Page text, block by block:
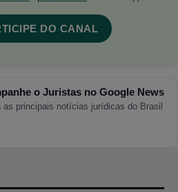
DO CANAL
o Juristas no Google News
as principais notícias jurídicas do Brasil